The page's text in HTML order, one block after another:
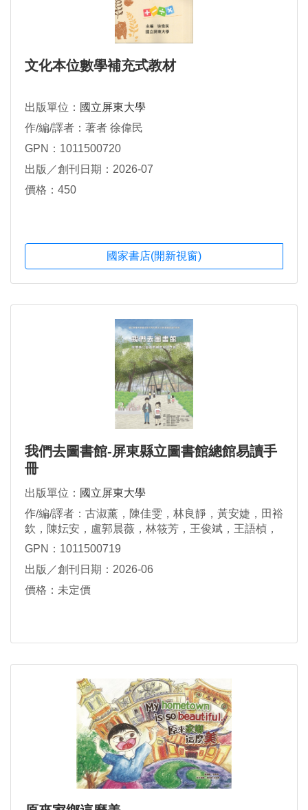
文化本位數學補充式教材
出版單位： 國立屏東大學
作/編/譯者：著者 徐偉民
GPN：1011500720
出版／創刊日期：2026-07
價格：450
國家書店(開新視窗)
我們去圖書館-屏東縣立圖書館總館易讀手
冊
出版單位： 國立屏東大學
作/編/譯者：古淑薰，陳佳雯，林良靜，黃安婕，田裕
欽，陳妘安，盧郭晨薇，林筱芳，王俊斌，王語楨，
戴美如，劉承德，李易祐
GPN：1011500719
出版／創刊日期：2026-06
價格：未定價